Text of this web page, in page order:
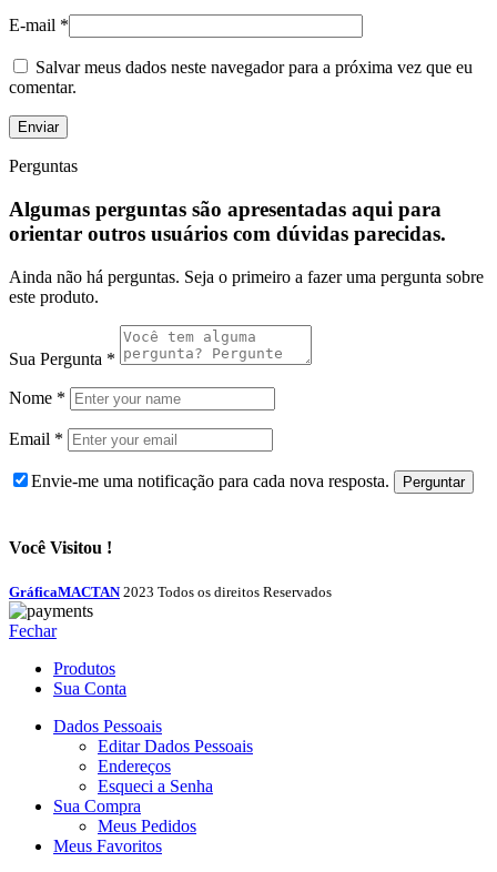
E-mail *
Salvar meus dados neste navegador para a próxima vez que eu
comentar.
Perguntas
Algumas perguntas são apresentadas aqui para
orientar outros usuários com dúvidas parecidas.
Ainda não há perguntas. Seja o primeiro a fazer uma pergunta sobre
este produto.
Sua Pergunta *
Nome *
Email *
Envie-me uma notificação para cada nova resposta.
Você Visitou !
GráficaMACTAN 2023 Todos os direitos Reservados
Fechar
Produtos
Sua Conta
Dados Pessoais
Editar Dados Pessoais
Endereços
Esqueci a Senha
Sua Compra
Meus Pedidos
Meus Favoritos